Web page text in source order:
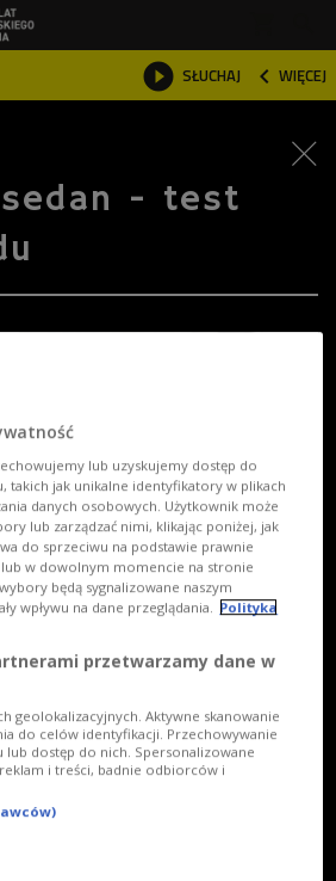
 SŁUCHAJ  WIĘCEJ

sedan - test
lub uzyskujemy dostęp do
takich jak unikalne identyfikatory w plikach
danych osobowych. Użytkownik może
lub zarządzać nimi, klikając poniżej, jak
do sprzeciwu na podstawie prawnie
w dowolnym momencie na stronie
będą sygnalizowane naszym
wpływu na dane przeglądania.
Polityka
przetwarzamy dane w
geolokalizacyjnych. Aktywne skanowanie
do celów identyfikacji. Przechowywanie
dostęp do nich. Spersonalizowane
i treści, badnie odbiorców i